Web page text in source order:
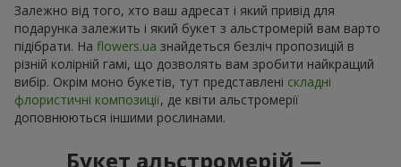
Залежно від того, хто ваш адресат і який привід для
подарунка залежить і який букет з альстромерій вам варто
підібрати. На flowers.ua знайдеться безліч пропозицій в
різній колірній гамі, що дозволять вам зробити найкращий
вибір. Окрім моно букетів, тут представлені складні
флористичні композиції, де квіти альстромерії
доповнюються іншими рослинами.
Букет альстромерій —